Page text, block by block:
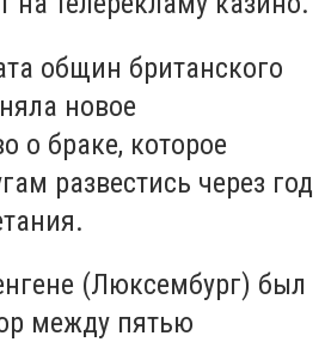
общин британского
новое
о браке, которое
развестись через год
(Люксембург) был
между пятью